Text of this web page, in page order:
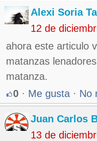
Alexi Soria
12 de
ahora este articulo
matanzas
matanza.
0 · Me gusta · No
Juan Carlos
13 de